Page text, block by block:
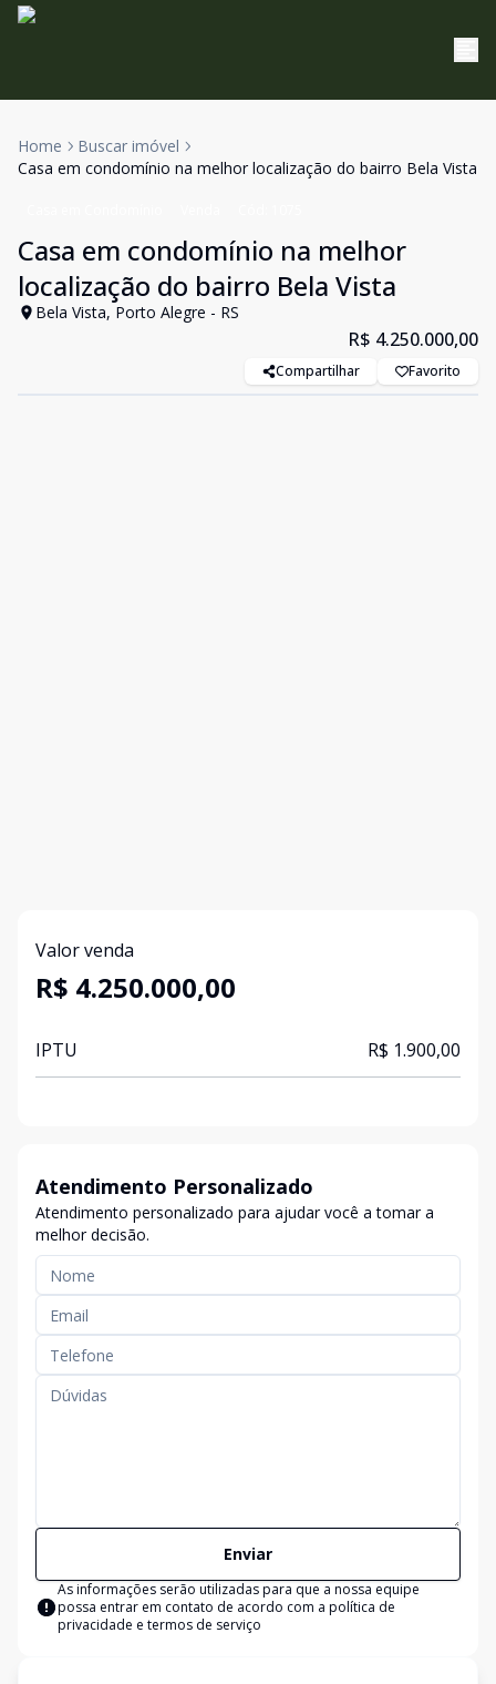
Home
Buscar imóvel
Casa em condomínio na melhor localização do bairro Bela Vista
Casa em condomínio na melhor
localização do bairro Bela Vista
Bela Vista, Porto Alegre - RS
R$ 4.250.000,00
Compartilhar Favorito
Valor venda
R$ 4.250.000,00
IPTU R$ 1.900,00
Atendimento Personalizado
Atendimento personalizado para ajudar você a tomar a
melhor decisão.
Enviar
As informações serão utilizadas para que a nossa equipe
possa entrar em contato de acordo com a política de
privacidade e termos de serviço